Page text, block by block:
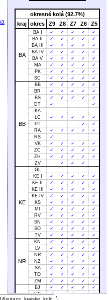
okresné kolá (92.7%)
kraj okres Z9 Z8 Z7 Z6 Z5
BA
BA I ✓ ✓ ✓ ✓
✓
BA II
✓ ✓ ✓ ✓
✓
BA III
✓ ✓ ✓ ✓
✓
BA IV
✓ ✓ ✓ ✓
✓
BA V
✓ ✓ ✓ ✓
✓
MA
✓ ✓ ✓ ✓
✓
PK
✓ ✓ ✓ ✓
✓
SC
✓ ✓ ✓ ✓ ✓
BB
BB ✓ ✓ ✓ ✓
✓
BR
✓ ✓ ✓ ✓
✓
BS
✓ ✓ ✓ ✓
✓
DT
✓
✓
KA
LC
✓ ✓ ✓ ✓
✓
PT
✓
✓
RA
✓ ✓ ✓ ✓
✓
RS
✓
VK
✓ ✓ ✓ ✓
✓
ZC
✓ ✓ ✓ ✓
✓
ZH
✓ ✓ ✓ ✓
✓
ZV
✓ ✓ ✓
KE
GL
KE I
✓ ✓ ✓ ✓
✓
KE II
✓ ✓ ✓ ✓
✓
KE III
✓ ✓ ✓ ✓
✓
KE IV
✓ ✓ ✓ ✓
✓
KS
✓ ✓ ✓ ✓
✓
MI
✓ ✓ ✓ ✓
✓
RV
✓ ✓ ✓ ✓
✓
SN
✓ ✓ ✓ ✓
✓
SO
✓ ✓ ✓ ✓
✓
TV
✓ ✓ ✓ ✓ ✓
NR
KN ✓ ✓ ✓ ✓
✓
LV
✓ ✓ ✓ ✓
✓
NR
✓ ✓ ✓ ✓
✓
NZ
✓ ✓ ✓ ✓
✓
SA
✓ ✓ ✓ ✓
✓
TO
✓ ✓ ✓ ✓
✓
ZM
✓ ✓ ✓ ✓
✓
BJ
✓ ✓ ✓ ✓
✓
HE
✓ ✓ ✓ ✓
✓